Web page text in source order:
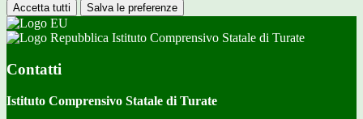
Accetta tutti Salva le preferenze
Istituto Comprensivo Statale di Turate
Contatti
Istituto Comprensivo Statale di Turate